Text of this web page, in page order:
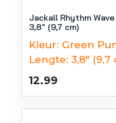
Jackall Rhythm
3,8″ (9,7 cm)
Kleur: Green
Lengte: 3,8" (9,7
12.99